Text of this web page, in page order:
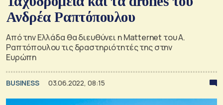
Ανδρέα Ραπτόπουλου
Από την Ελλάδα θα διευθύνει η Matternet του Α.
Ραπτόπουλου τις δραστηριότητές της στην
Ευρώπη
BUSINESS 03.06.2022, 08:15